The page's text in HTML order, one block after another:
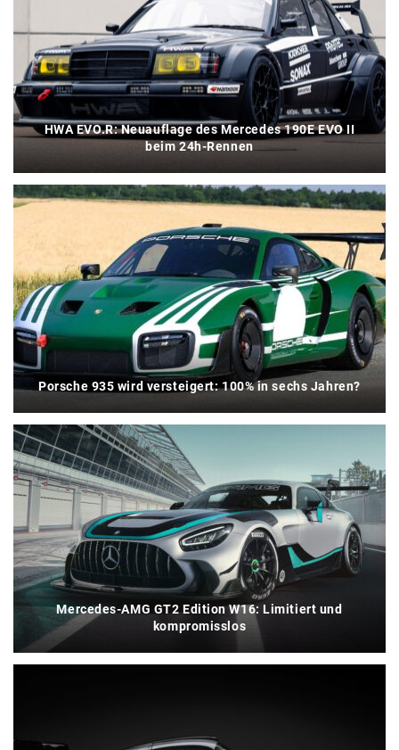
HWA EVO.R: Neuauflage des Mercedes 190E EVO II
beim 24h-Rennen
Porsche 935 wird versteigert: 100% in sechs Jahren?
Mercedes-AMG GT2 Edition W16: Limitiert und
kompromisslos